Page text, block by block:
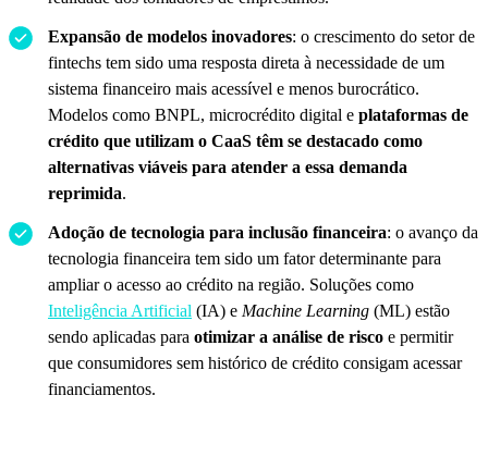
Expansão de modelos inovadores: o crescimento do setor de
fintechs tem sido uma resposta direta à necessidade de um
sistema financeiro mais acessível e menos burocrático.
Modelos como BNPL, microcrédito digital e plataformas de
crédito que utilizam o CaaS têm se destacado como
alternativas viáveis para atender a essa demanda
reprimida.
Adoção de tecnologia para inclusão financeira: o avanço da
tecnologia financeira tem sido um fator determinante para
ampliar o acesso ao crédito na região. Soluções como
Inteligência Artificial (IA) e Machine Learning (ML) estão
sendo aplicadas para otimizar a análise de risco e permitir
que consumidores sem histórico de crédito consigam acessar
financiamentos.